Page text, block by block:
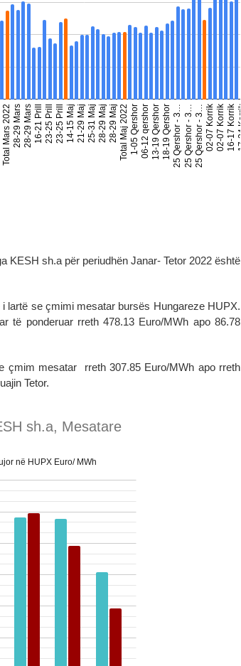
KESH sh.a për periudhën Janar- Tetor 2022 është
lartë se çmimi mesatar bursës Hungareze HUPX.
të ponderuar rreth 478.13 Euro/MWh apo 86.78
çmim mesatar rreth 307.85 Euro/MWh apo rreth
Tetor.